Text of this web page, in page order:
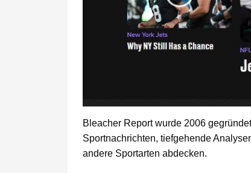
Bleacher Report wurde 2006
Sportnachrichten, tiefgehende
andere Sportarten abdecken.